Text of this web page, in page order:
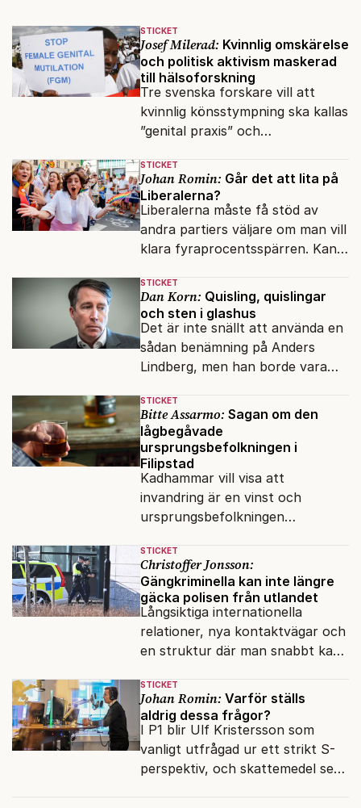
STICKET
Josef Milerad: Kvinnlig omskärelse
och politisk aktivism maskerad
till hälsoforskning
Tre svenska forskare vill att
kvinnlig könsstympning ska kallas
”genital praxis” och
sensationsjournalistik.
STICKET
Johan Romin: Går det att lita på
Liberalerna?
Liberalerna måste få stöd av
andra partiers väljare om man vill
klara fyraprocentsspärren. Kan
Mohamsson?
STICKET
Dan Korn: Quisling, quislingar
och sten i glashus
Det är inte snällt att använda en
sådan benämning på Anders
Lindberg, men han borde vara
trött på tonen.
STICKET
Bitte Assarmo: Sagan om den
lågbegåvade
ursprungsbefolkningen i
Filipstad
Kadhammar vill visa att
invandring är en vinst och
ursprungsbefolkningen
kommundirektören för att
belägga sin tes.
STICKET
Christoffer Jonsson:
Gängkriminella kan inte längre
gäcka polisen från utlandet
Långsiktiga internationella
relationer, nya kontaktvägar och
en struktur där man snabbt kan
organiserad brottslighet.
STICKET
Johan Romin: Varför ställs
aldrig dessa frågor?
I P1 blir Ulf Kristersson som
vanligt utfrågad ur ett strikt S-
perspektiv, och skattemedel ses